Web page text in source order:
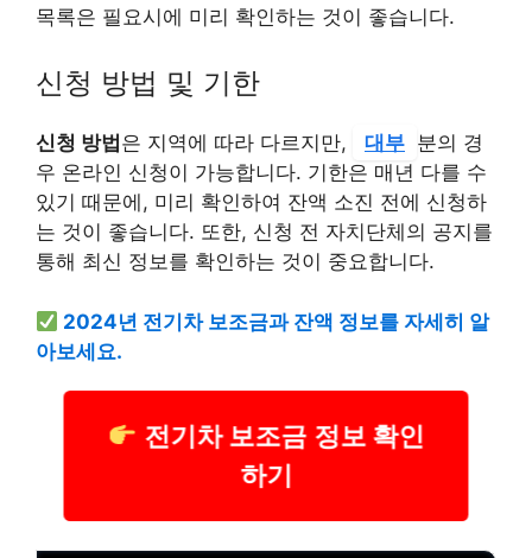
목록은 필요시에 미리 확인하는 것이 좋습니다.
신청 방법 및 기한
신청 방법 은 지역에 따라 다르지만, 대부 분의 경
우 온라인 신청이 가능합니다. 기한은 매년 다를 수
있기 때문에, 미리 확인하여 잔액 소진 전에 신청하
는 것이 좋습니다. 또한, 신청 전 자치단체의 공지를
통해 최신 정보를 확인하는 것이 중요합니다.
2024년 전기차 보조금과 잔액 정보를 자세히 알
아보세요.
전기차 보조금 정보 확인
하기